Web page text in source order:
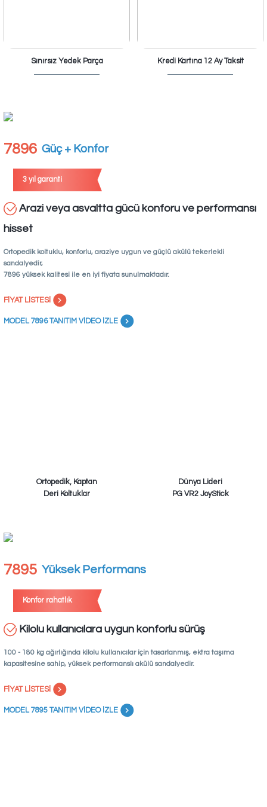
Sınırsız Yedek Parça Kredi Kartına 12 Ay Taksit
7896 Güç + Konfor
3 yıl garanti
Arazi veya asvaltta gücü konforu ve performansı
hisset
Ortopedik koltuklu, konforlu, araziye uygun ve güçlü akülü tekerlekli
sandalyedir,
7896 yüksek kalitesi ile en iyi fiyata sunulmaktadır.
FİYAT LİSTESİ
MODEL 7896 TANITIM VİDEO İZLE
Ortopedik, Kaptan
Deri Koltuklar
Dünya Lideri
PG VR2 JoyStick
7895 Yüksek Performans
Konfor rahatlık
Kilolu kullanıcılara uygun konforlu sürüş
100 - 180 kg ağırlığında kilolu kullanıcılar için tasarlanmış, ektra taşıma
kapasitesine sahip, yüksek performanslı akülü sandalyedir.
FİYAT LİSTESİ
MODEL 7895 TANITIM VİDEO İZLE